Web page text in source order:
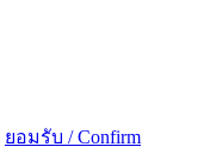
ยอมรับ / Confirm